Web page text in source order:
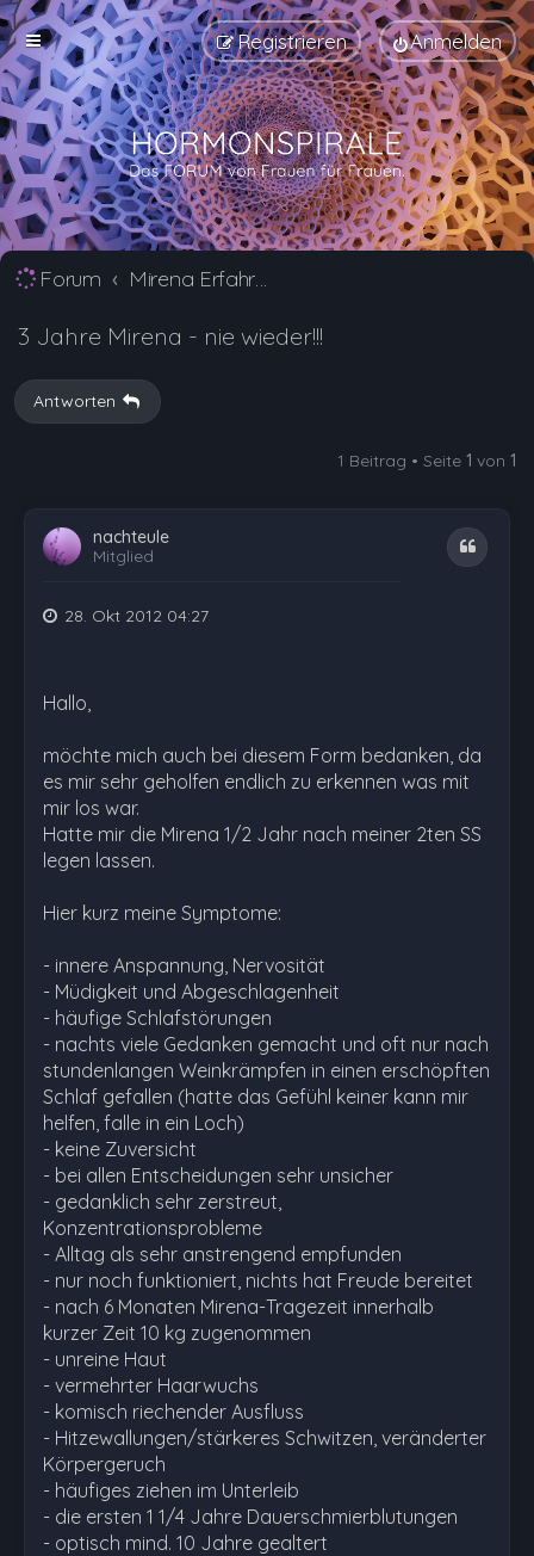
Anmelden
Registrieren
Forum Mirena Erfahrungsberichte und Nebenwirkungen
3 Jahre Mirena - nie wieder!!!
Antworten
1 Beitrag • Seite 1 von 1
nachteule
Mitglied
Zitat
28. Okt 2012 04:27
Hallo,
möchte mich auch bei diesem Form bedanken, da
es mir sehr geholfen endlich zu erkennen was mit
mir los war.
Hatte mir die Mirena 1/2 Jahr nach meiner 2ten SS
legen lassen.
Hier kurz meine Symptome:
- innere Anspannung, Nervosität
- Müdigkeit und Abgeschlagenheit
- häufige Schlafstörungen
- nachts viele Gedanken gemacht und oft nur nach
stundenlangen Weinkrämpfen in einen erschöpften
Schlaf gefallen (hatte das Gefühl keiner kann mir
helfen, falle in ein Loch)
- keine Zuversicht
- bei allen Entscheidungen sehr unsicher
- gedanklich sehr zerstreut,
Konzentrationsprobleme
- Alltag als sehr anstrengend empfunden
- nur noch funktioniert, nichts hat Freude bereitet
- nach 6 Monaten Mirena-Tragezeit innerhalb
kurzer Zeit 10 kg zugenommen
- unreine Haut
- vermehrter Haarwuchs
- komisch riechender Ausfluss
- Hitzewallungen/stärkeres Schwitzen, veränderter
Körpergeruch
- häufiges ziehen im Unterleib
- die ersten 1 1/4 Jahre Dauerschmierblutungen
- optisch mind. 10 Jahre gealtert